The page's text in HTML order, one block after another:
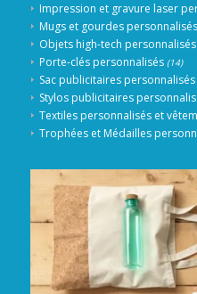
Impression et gravure laser
Mugs et gourdes personnalisés
Objets high-tech personnalisés
Porte-clés personnalisés (14)
Sac publicitaires personnalisés
Stylos publicitaires
Textiles personnalisés et
Trophées et Médailles